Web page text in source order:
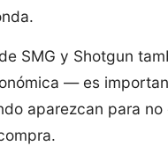
SMG y Shotgun
— es
aparezcan para